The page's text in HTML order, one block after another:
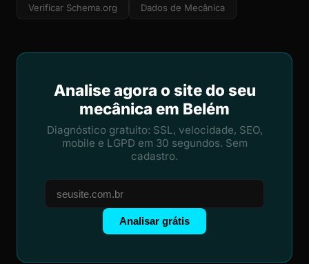
Verificar Schema.org Dados de Mecânica
Analise agora o site do seu
mecânica em Belém
Diagnóstico gratuito: SSL, velocidade, SEO,
mobile e LGPD em 30 segundos. Sem
cadastro.
Analisar grátis